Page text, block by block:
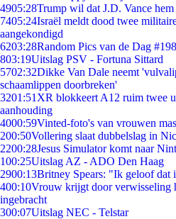
4905:28Trump wil dat J.D. Vance
7405:24Israël meldt dood twee
aangekondigd
6203:28Random Pics van de Dag
803:19Uitslag PSV - Fortuna Sittard
5702:32Dikke Van Dale neemt
schaamlippen doorbreken'
3201:51 XR blokkeert A12 ruim twee
aanhouding
4000:59Vinted-foto's van vrouwen
200:50Vollering slaat dubbelslag in
2200:28Jesus Simulator komt naar
100:25Uitslag AZ - ADO Den Haag
2900:13Britney Spears: "Ik geloof dat
400:10Vrouw krijgt door verwisseling
ingebracht
300:07Uitslag NEC - Telstar